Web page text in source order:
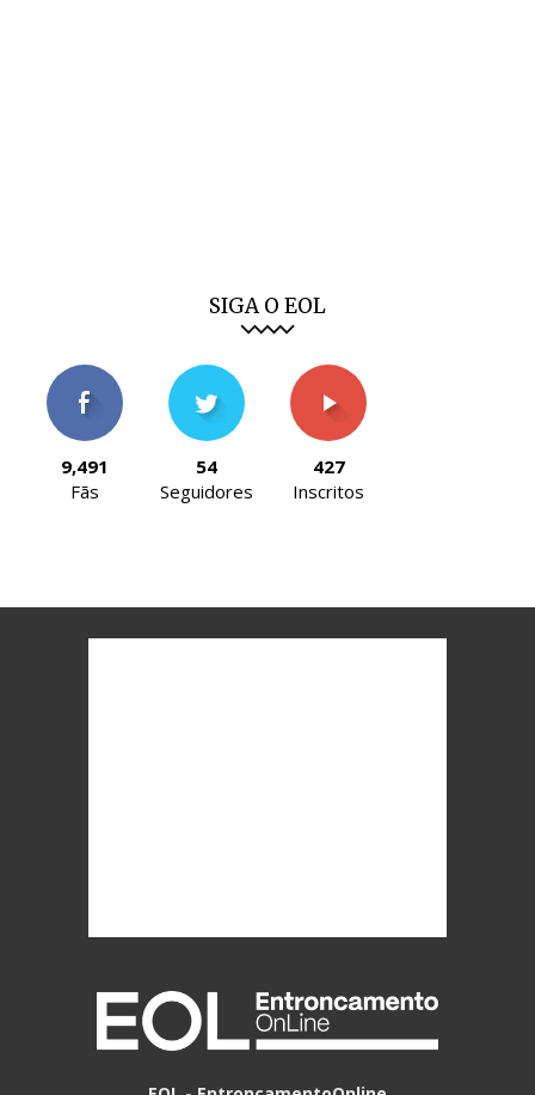
SIGA O EOL
9,491
Fãs
54
Seguidores
427
Inscritos